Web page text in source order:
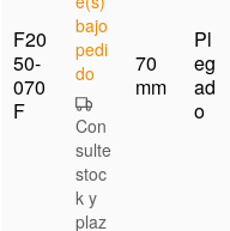
F20
50-
070
F
bajo
pedi
do
Con
sulte
stoc
k y
plaz
70
mm
Pl
eg
ad
o